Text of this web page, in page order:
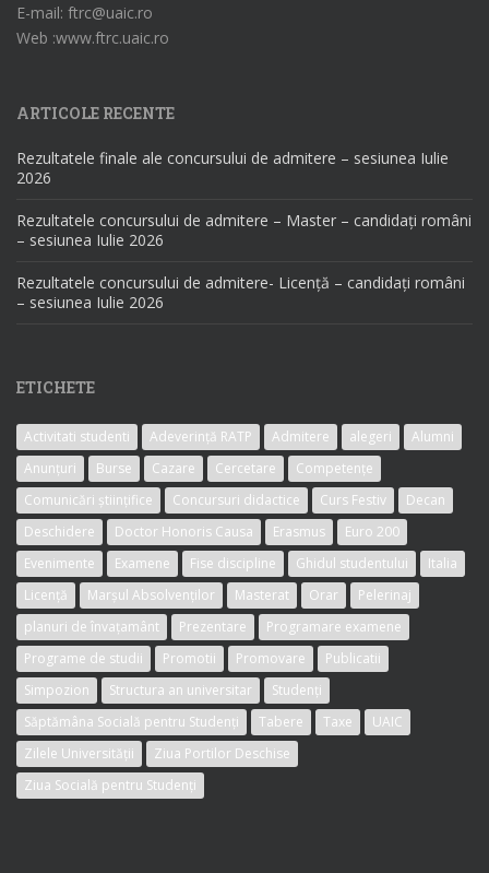
E-mail: ftrc@uaic.ro
Web :www.ftrc.uaic.ro
ARTICOLE RECENTE
Rezultatele finale ale concursului de admitere – sesiunea Iulie
2026
Rezultatele concursului de admitere – Master – candidați români
– sesiunea Iulie 2026
Rezultatele concursului de admitere- Licență – candidați români
– sesiunea Iulie 2026
ETICHETE
Activitati studenti Adeverință RATP Admitere alegeri
Alumni
Anunțuri
Burse Cazare Cercetare
Competențe
Comunicări științifice
Concursuri didactice Curs Festiv
Decan
Deschidere
Doctor Honoris Causa Erasmus
Euro 200
Evenimente
Examene Fise discipline Ghidul studentului
Italia
Licență
Marșul Absolvenților Masterat Orar
Pelerinaj
planuri de învațamânt
Prezentare
Programare examene
Programe de studii
Promotii Promovare
Publicatii
Simpozion
Structura an universitar
Studenți
Săptămâna Socială pentru Studenți
Tabere Taxe
UAIC
Zilele Universității
Ziua Portilor Deschise
Ziua Socială pentru Studenți